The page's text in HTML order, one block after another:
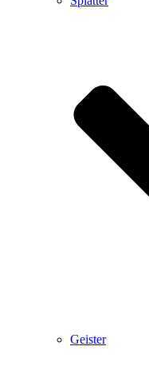
Geister